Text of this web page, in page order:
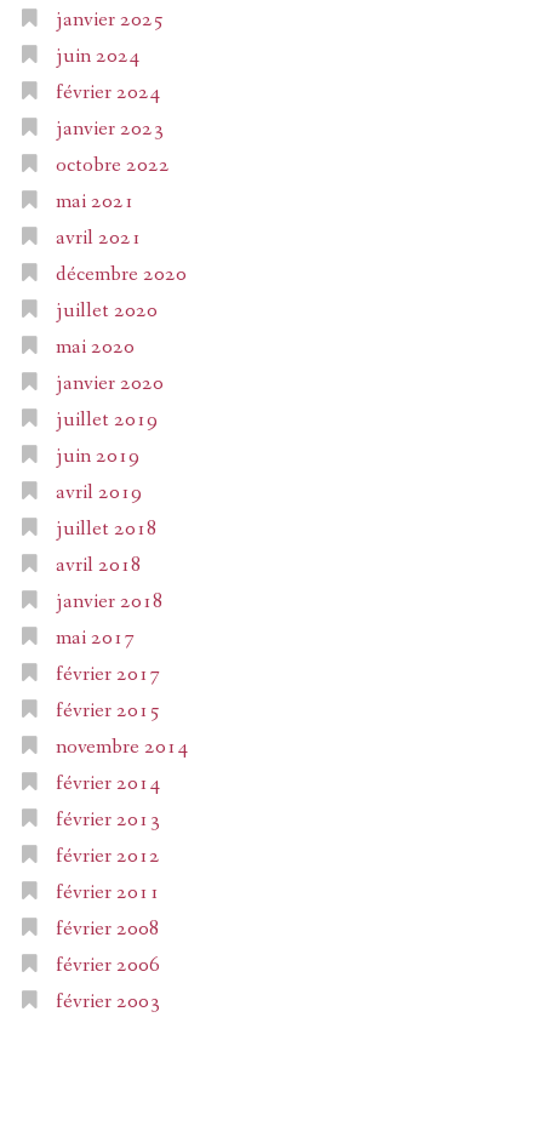
janvier 2025
juin 2024
février 2024
janvier 2023
octobre 2022
mai 2021
avril 2021
décembre 2020
juillet 2020
mai 2020
janvier 2020
juillet 2019
juin 2019
avril 2019
juillet 2018
avril 2018
janvier 2018
mai 2017
février 2017
février 2015
novembre 2014
février 2014
février 2013
février 2012
février 2011
février 2008
février 2006
février 2003